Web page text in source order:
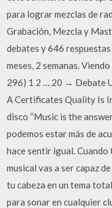
para lograr mezclas de
Grabación, Mezcla y
debates y 646
meses, 2 semanas.
296) 1 2 … 20 → Debate
A Certificates Quality Is
disco “Music is the
podemos estar más de
hace sentir igual.
musical vas a ser capaz
tu cabeza en un tema
para sonar en cualquier